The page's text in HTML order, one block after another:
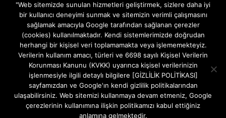
Gizlilik ve Çerezler (Cookies) Politikası
Hakkımızda
İletişim Kanalları
MODEM KURULUM
TEKNİK DESTEK
TELEVİZYON SİSTEMLERİ
"Web sitemizde sunulan hizmetleri geliştirmek, sizlere daha iyi
bir kullanıcı deneyimi sunmak ve sitemizin verimli çalışmasını
sağlamak amacıyla Google tarafından sağlanan çerezler
(cookies) kullanılmaktadır. Kendi sistemlerimizde doğrudan
herhangi bir kişisel veri toplamamakta veya işlememekteyiz.
Verilerin kullanım amacı, türleri ve 6698 sayılı Kişisel Verilerin
Korunması Kanunu (KVKK) uyarınca kişisel verilerinizin
işlenmesiyle ilgili detaylı bilgilere [GİZLİLİK POLİTİKASI]
sayfamızdan ve Google'ın kendi gizlilik politikalarından
ulaşabilirsiniz. Web sitemizi kullanmaya devam etmeniz, Google
çerezlerinin kullanımına ilişkin politikamızı kabul ettiğiniz
anlamına gelmektedir.